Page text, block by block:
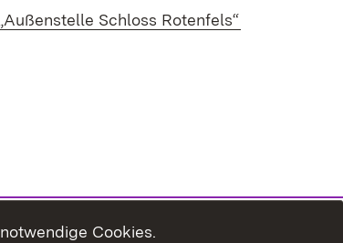
Schloss Rotenfels“
Cookies.